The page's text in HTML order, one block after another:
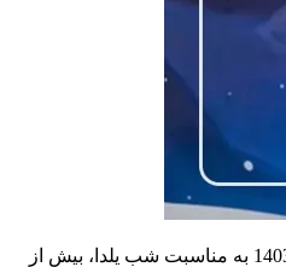
به گزارش مثبت خودرو، مدیران خودرو مانند سال‌های گذشته، کودکان خیریه مهرآفرین را دور هم جمع کرد تا یلدایی فراموش نشدنی را رقم بزنند. روز چهارشنبه 28 آذرماه 1403 به مناسبت شب یلدا، بیش از